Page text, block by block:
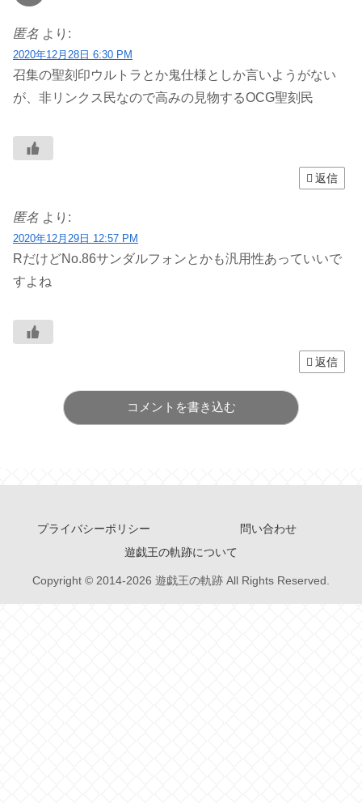
匿名 より:
2020年12月28日 6:30 PM
召集の聖刻印ウルトラとか鬼仕様としか言いようがない
が、非リンクス民なので高みの見物するOCG聖刻民
返信
匿名 より:
2020年12月29日 12:57 PM
RだけどNo.86サンダルフォンとかも汎用性あっていいで
すよね
返信
コメントを書き込む
プライバシーポリシー
問い合わせ
遊戯王の軌跡について
Copyright © 2014-2026 遊戯王の軌跡 All Rights Reserved.